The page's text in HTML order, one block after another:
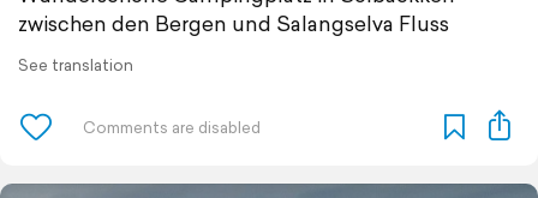
zwischen den Bergen und Salangselva Fluss
See translation